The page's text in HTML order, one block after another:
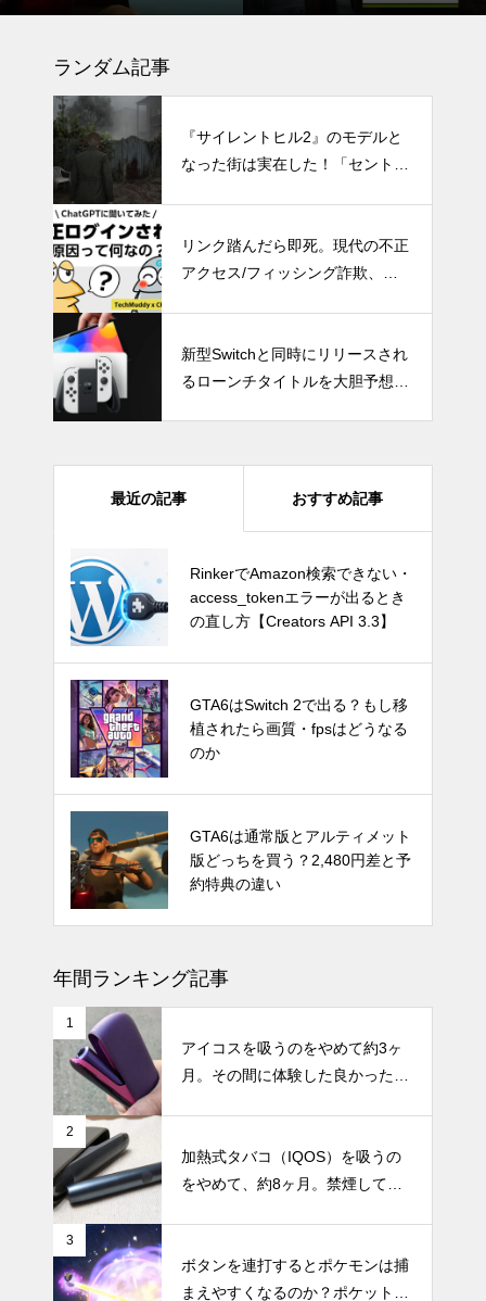
約特典の違い
4.5と比較
ランダム記事
『サイレントヒル2』のモデルと
なった街は実在した！「セントラ
リンク踏んだら即死。現代の不正
アクセス/フィッシング詐欺、怖
新型Switchと同時にリリースされ
るローンチタイトルを大胆予想！
最近の記事 おすすめ記事
RinkerでAmazon検索できない・
access_tokenエラーが出るとき
の直し方【Creators API 3.3】
GTA6はSwitch 2で出る？もし移
植されたら画質・fpsはどうなる
のか
GTA6は通常版とアルティメット
版どっちを買う？2,480円差と予
約特典の違い
GTA6はSwitch 2で出る？もし移
植されたら画質・fpsはどうなる
のか
Switch Pro？新型Nintendo Switc
hは2024年後半に発売か。アナリ
ストが予測
発売時期はいつ？PS5 Proの噂と
スペック・価格についての情報と
予測
年間ランキング記事
1
アイコスを吸うのをやめて約3ヶ
月。その間に体験した良かったこ
2
加熱式タバコ（IQOS）を吸うの
をやめて、約8ヶ月。禁煙してか
3
ボタンを連打するとポケモンは捕
まえやすくなるのか？ポケットモ